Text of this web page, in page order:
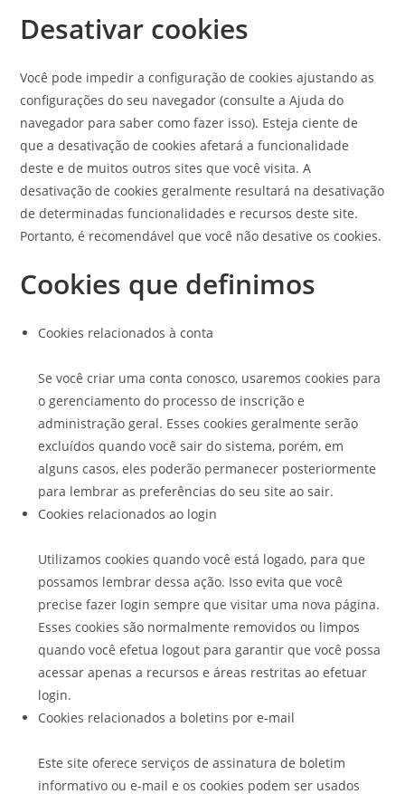
Desativar cookies
Você pode impedir a configuração de cookies ajustando as
configurações do seu navegador (consulte a Ajuda do
navegador para saber como fazer isso). Esteja ciente de
que a desativação de cookies afetará a funcionalidade
deste e de muitos outros sites que você visita. A
desativação de cookies geralmente resultará na desativação
de determinadas funcionalidades e recursos deste site.
Portanto, é recomendável que você não desative os cookies.
Cookies que definimos
Cookies relacionados à conta
Se você criar uma conta conosco, usaremos cookies para
o gerenciamento do processo de inscrição e
administração geral. Esses cookies geralmente serão
excluídos quando você sair do sistema, porém, em
alguns casos, eles poderão permanecer posteriormente
para lembrar as preferências do seu site ao sair.
Cookies relacionados ao login
Utilizamos cookies quando você está logado, para que
possamos lembrar dessa ação. Isso evita que você
precise fazer login sempre que visitar uma nova página.
Esses cookies são normalmente removidos ou limpos
quando você efetua logout para garantir que você possa
acessar apenas a recursos e áreas restritas ao efetuar
login.
Cookies relacionados a boletins por e-mail
Este site oferece serviços de assinatura de boletim
informativo ou e-mail e os cookies podem ser usados